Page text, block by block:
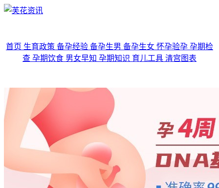
首页 生育政策 备孕经验 备孕生男 备孕生女 怀孕验孕 孕期检
查 孕期饮食 男女早知 孕期知识 育儿工具 清宫图表